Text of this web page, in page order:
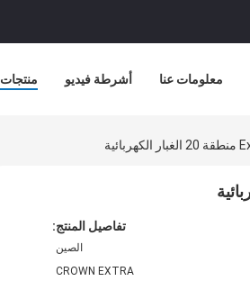
منتجات أشرطة فيديو معلومات عنا
تفاصيل المنتج:
الصين
CROWN EXTRA